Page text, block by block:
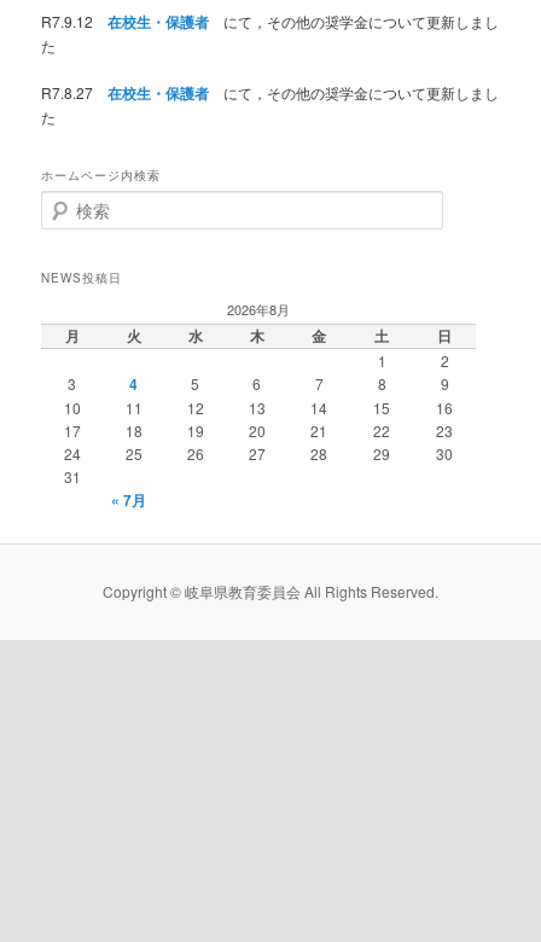
R7.9.12在校生・保護者 にて，その他の奨学金について更新しまし
た
R7.8.27在校生・保護者 にて，その他の奨学金について更新しまし
た
ホームページ内検索
検
索
NEWS投稿日
2026年8月
月 火 水 木 金 土 日
1
2
3
4 5 6 7 8
9
10
11 12 13 14 15
16
17
18 19 20 21 22
23
24
25 26 27 28 29
30
31
« 7月
Copyright © 岐阜県教育委員会 All Rights Reserved.